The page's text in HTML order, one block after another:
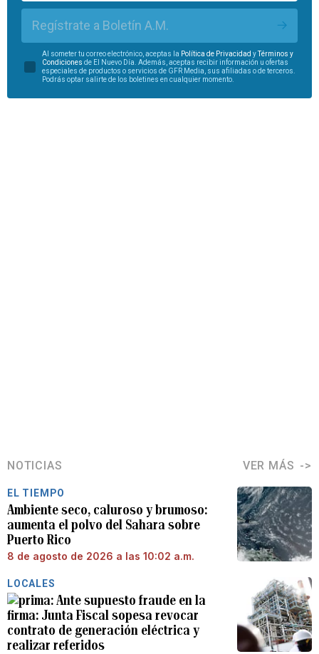
Regístrate a Boletín A.M.
Al someter tu correo electrónico, aceptas la Política de Privacidad yTérminos y
Condiciones de El Nuevo Día. Además, aceptas recibir información u ofertas
especiales de productos o servicios de GFR Media, sus afiliadas o de terceros.
Podrás optar salirte de los boletines en cualquier momento.
NOTICIAS VER MÁS
EL TIEMPO
Ambiente seco, caluroso y brumoso:
aumenta el polvo del Sahara sobre
Puerto Rico
8 de agosto de 2026 a las 10:02 a.m.
LOCALES
Ante supuesto fraude en la
firma: Junta Fiscal sopesa revocar
contrato de generación eléctrica y
realizar referidos